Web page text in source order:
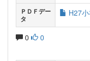
ＰＤＦデー
タ
H27
0 0